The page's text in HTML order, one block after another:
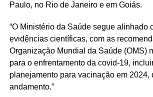
Paulo, no Rio de Janeiro e em Goiás.
“O Ministério da Saúde segue alinhado
evidências científicas, com as
Organização Mundial da Saúde (OMS)
para o enfrentamento da covid-19,
planejamento para vacinação em 2024,
andamento.”